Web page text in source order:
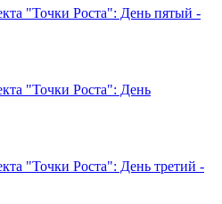
"Точки Роста": День пятый -
"Точки Роста": День
"Точки Роста": День третий -